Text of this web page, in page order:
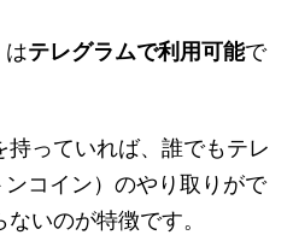
テレグラムで利用可能で
っていれば、誰でもテレ
コイン）のやり取りがで
いのが特徴です。